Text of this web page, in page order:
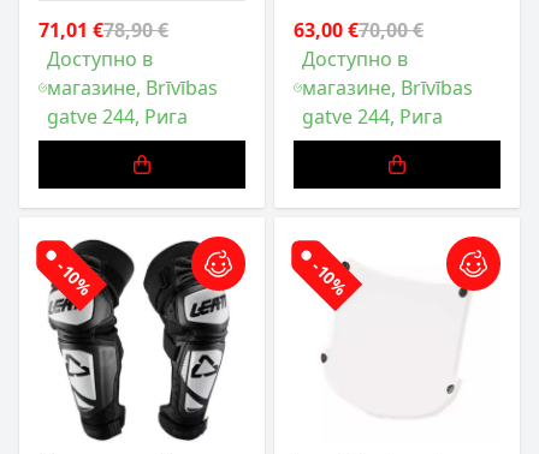
71,01 €78,90 €
Доступно в
магазине, Brīvības
gatve 244, Рига
63,00 €70,00 €
Доступно в
магазине, Brīvības
gatve 244, Рига
-10% -10%